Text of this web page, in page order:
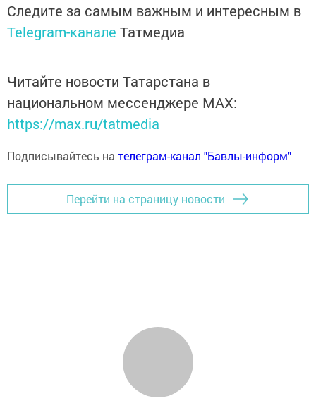
Следите за самым важным и интересным в
Telegram-канале Татмедиа
Читайте новости Татарстана в
национальном мессенджере MАХ:
https://max.ru/tatmedia
Подписывайтесь на телеграм-канал "Бавлы-информ"
Перейти на страницу новости